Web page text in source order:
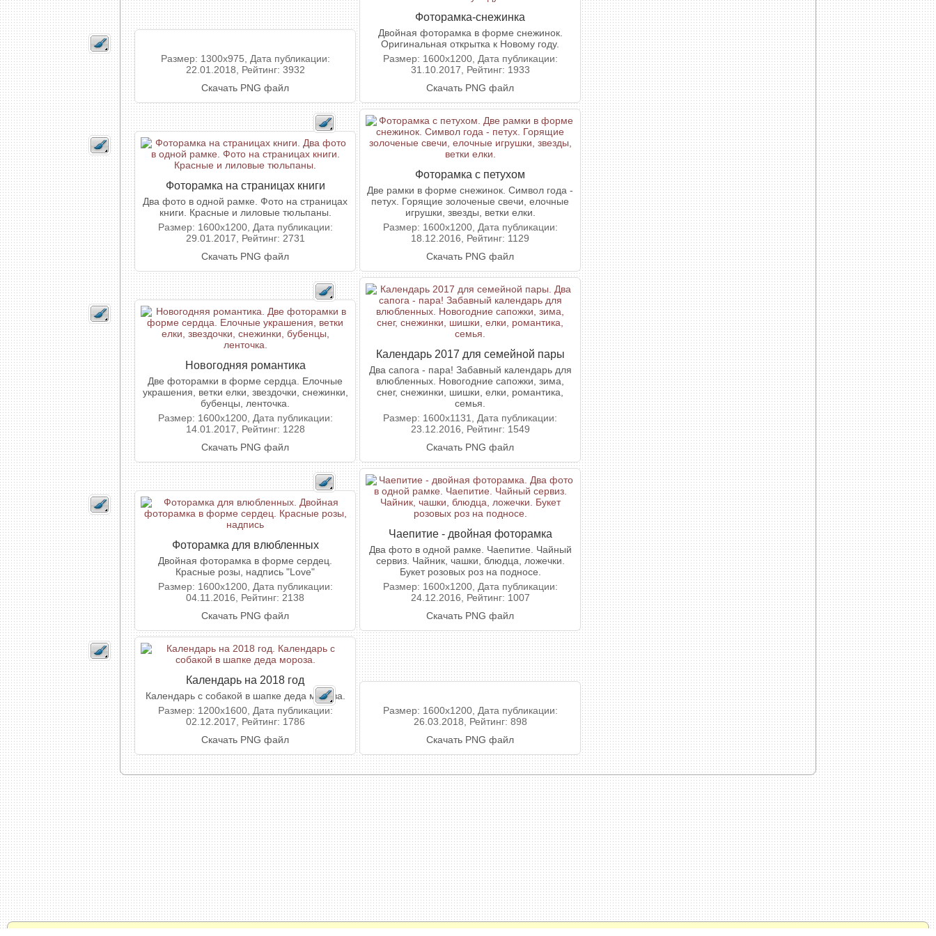
Размер: 1300x975, Дата публикации:
22.01.2018, Рейтинг: 3932
Скачать PNG файл
Фоторамка-снежинка
Двойная фоторамка в форме снежинок.
Оригинальная открытка к Новому году.
Размер: 1600x1200, Дата публикации:
31.10.2017, Рейтинг: 1933
Скачать PNG файл
Фоторамка на страницах книги
Два фото в одной рамке. Фото на страницах
книги. Красные и лиловые тюльпаны.
Размер: 1600x1200, Дата публикации:
29.01.2017, Рейтинг: 2731
Скачать PNG файл
Фоторамка с петухом
Две рамки в форме снежинок. Символ года -
петух. Горящие золоченые свечи, елочные
игрушки, звезды, ветки елки.
Размер: 1600x1200, Дата публикации:
18.12.2016, Рейтинг: 1129
Скачать PNG файл
Новогодняя романтика
Две фоторамки в форме сердца. Елочные
украшения, ветки елки, звездочки, снежинки,
бубенцы, ленточка.
Размер: 1600x1200, Дата публикации:
14.01.2017, Рейтинг: 1228
Скачать PNG файл
Календарь 2017 для семейной пары
Два сапога - пара! Забавный календарь для
влюбленных. Новогодние сапожки, зима,
снег, снежинки, шишки, елки, романтика,
семья.
Размер: 1600x1131, Дата публикации:
23.12.2016, Рейтинг: 1549
Скачать PNG файл
Фоторамка для влюбленных
Двойная фоторамка в форме сердец.
Красные розы, надпись "Love"
Размер: 1600x1200, Дата публикации:
04.11.2016, Рейтинг: 2138
Скачать PNG файл
Чаепитие - двойная фоторамка
Два фото в одной рамке. Чаепитие. Чайный
сервиз. Чайник, чашки, блюдца, ложечки.
Букет розовых роз на подносе.
Размер: 1600x1200, Дата публикации:
24.12.2016, Рейтинг: 1007
Скачать PNG файл
Календарь на 2018 год
Календарь с собакой в шапке деда мороза.
Размер: 1200x1600, Дата публикации:
02.12.2017, Рейтинг: 1786
Скачать PNG файл
Размер: 1600x1200, Дата публикации:
26.03.2018, Рейтинг: 898
Скачать PNG файл